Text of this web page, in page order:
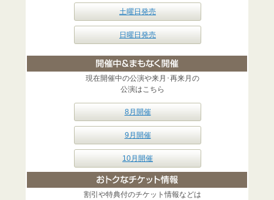
土曜日発売
日曜日発売
現在開催中の公演や来月･再来月の
公演はこちら
8月開催
9月開催
10月開催
割引や特典付のチケット情報などは